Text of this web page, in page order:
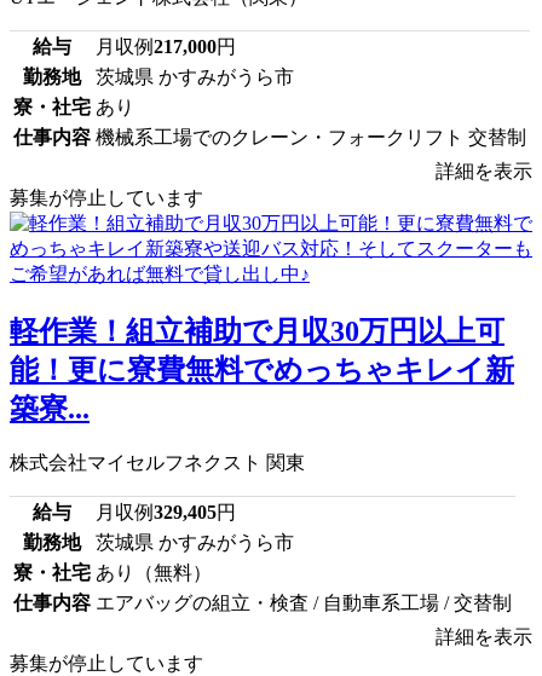
給与 月収例217,000円
勤務地
茨城県 かすみがうら市
寮・社宅 あり
仕事内容 機械系工場でのクレーン・フォークリフト 交替制
詳細を表示
募集が停止しています
軽作業！組立補助で月収30万円以上可
能！更に寮費無料でめっちゃキレイ新
築寮...
株式会社マイセルフネクスト 関東
給与 月収例329,405円
勤務地
茨城県 かすみがうら市
寮・社宅 あり（無料）
仕事内容 エアバッグの組立・検査 / 自動車系工場 / 交替制
詳細を表示
募集が停止しています